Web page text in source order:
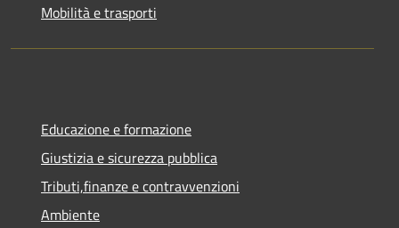
Mobilità e trasporti
Educazione e formazione
Giustizia e sicurezza pubblica
Tributi,finanze e contravvenzioni
Ambiente